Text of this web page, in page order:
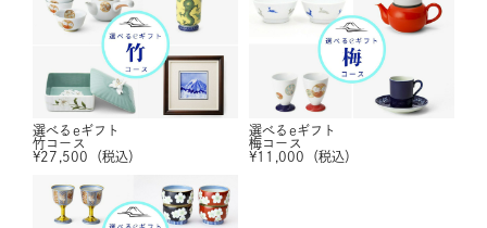
選べるeギフト
竹コース
¥27,500 （税込）
選べるeギフト
梅コース
¥11,000 （税込）